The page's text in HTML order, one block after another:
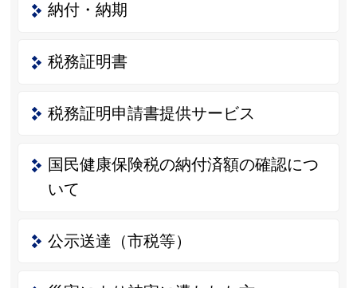
納付・納期
税務証明書
税務証明申請書提供サービス
国民健康保険税の納付済額の確認につ
いて
公示送達（市税等）